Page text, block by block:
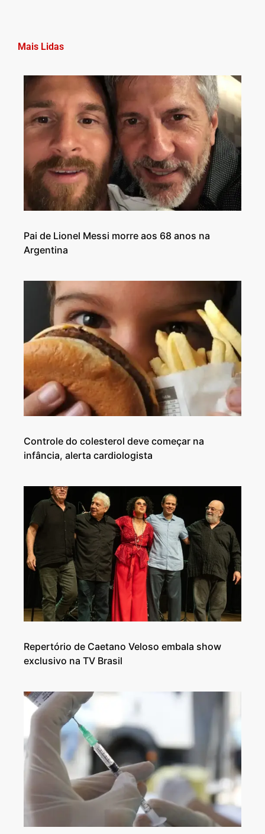
Mais Lidas
Pai de Lionel Messi morre aos 68 anos na
Argentina
Controle do colesterol deve começar na
infância, alerta cardiologista
Repertório de Caetano Veloso embala show
exclusivo na TV Brasil